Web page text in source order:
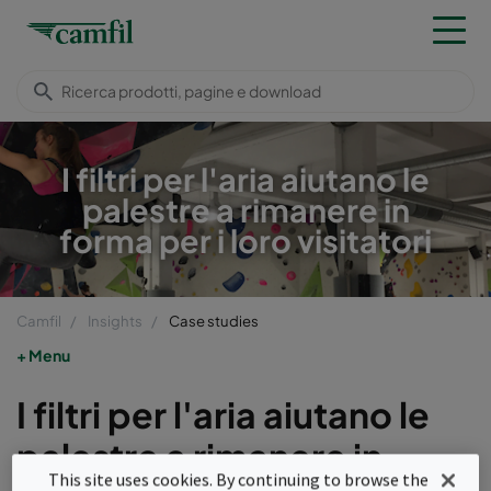
I filtri per l'aria aiutano le
palestre a rimanere in
forma per i loro visitatori
Camfil Insights Case studies
Menu
I filtri per l'aria aiutano le
palestre a rimanere in
This site uses cookies. By continuing to browse the